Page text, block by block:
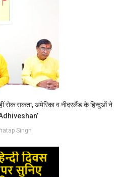
रोक सकता, अमेरिका व नीदरलैंड के हिन्दुओं ने
Singh